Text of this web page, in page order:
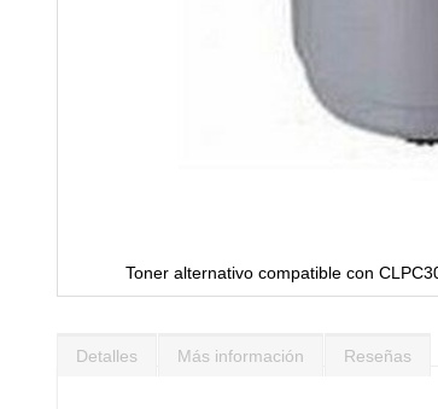
Toner alternativo compatible con
comienzo
Detalles Más información Reseñas